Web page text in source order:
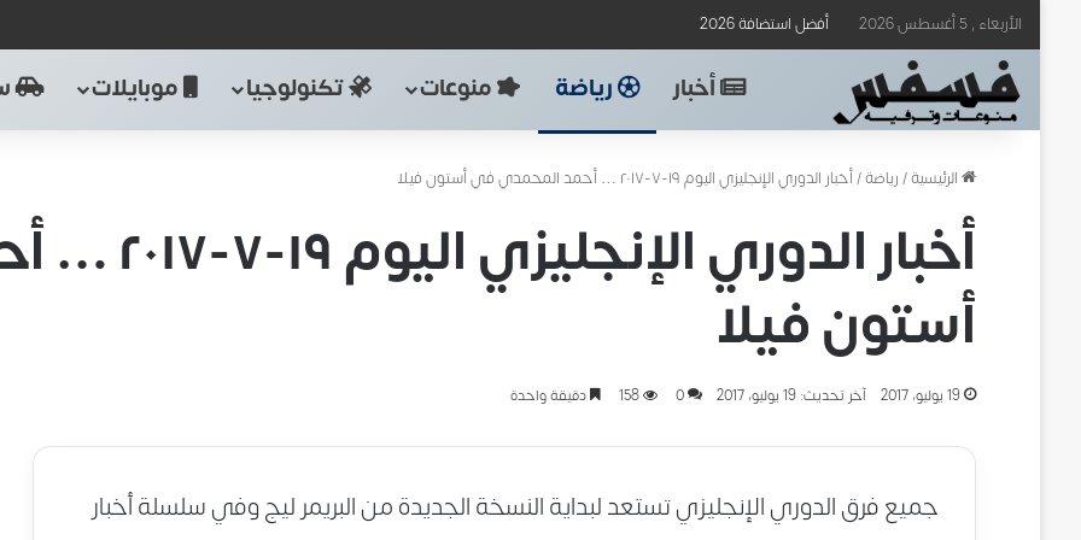
الأربعاء , 5 أغسطس 2026 أفضل استضافة 2026
أخبار رياضة منوعات تكنولوجيا موبايلات
الرئيسية/رياضة/أخبار الدوري الإنجليزي اليوم ١٩-٧-٢٠١٧ … أحمد المحمدي في أستون فيلا
أخبار
أستون فيلا
19 يوليو، 2017 آخر تحديث: 19 يوليو، 2017 0
158 دقيقة واحدة
جميع فرق الدوري الإنجليزي تستعد لبداية النسخة الجديدة من البريمر ليج وفي سلسلة أخبار